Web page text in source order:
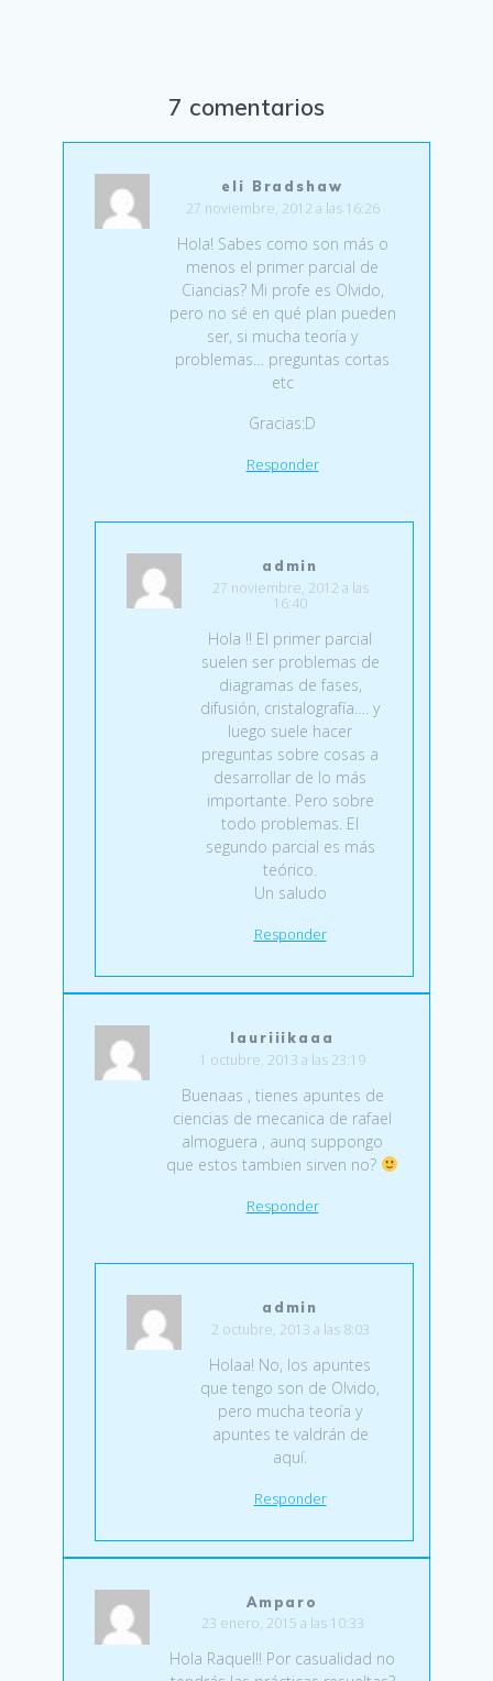
7 comentarios
eli Bradshaw
27 noviembre, 2012 a las 16:26
Hola! Sabes como son más o
menos el primer parcial de
Ciancias? Mi profe es Olvido,
pero no sé en qué plan pueden
ser, si mucha teoría y
problemas… preguntas cortas
etc
Gracias:D
Responder
admin
27 noviembre, 2012 a las
16:40
Hola !! El primer parcial
suelen ser problemas de
diagramas de fases,
difusión, cristalografía…. y
luego suele hacer
preguntas sobre cosas a
desarrollar de lo más
importante. Pero sobre
todo problemas. El
segundo parcial es más
teórico.
Un saludo
Responder
lauriiikaaa
1 octubre, 2013 a las 23:19
Buenaas , tienes apuntes de
ciencias de mecanica de rafael
almoguera , aunq suppongo
que estos tambien sirven no?
Responder
admin
2 octubre, 2013 a las 8:03
Holaa! No, los apuntes
que tengo son de Olvido,
pero mucha teoría y
apuntes te valdrán de
aquí.
Responder
Amparo
23 enero, 2015 a las 10:33
Hola Raquel!! Por casualidad no